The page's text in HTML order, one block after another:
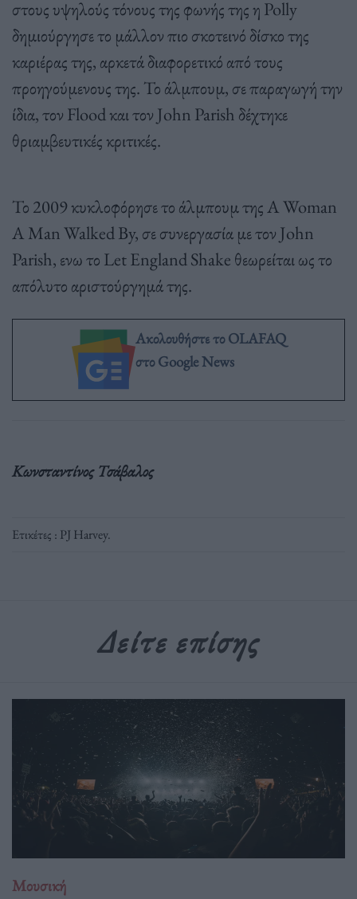
στους υψηλούς τόνους της φωνής της η Polly
δημιούργησε το μάλλον πιο σκοτεινό δίσκο της
καριέρας της, αρκετά διαφορετικό από τους
προηγούμενους της. Το άλμπουμ, σε παραγωγή την
ίδια, τον Flood και τον John Parish δέχτηκε
θριαμβευτικές κριτικές.
Το 2009 κυκλοφόρησε το άλμπουμ της A Woman
A Man Walked By, σε συνεργασία με τον John
Parish, ενω το Let England Shake θεωρείται ως το
απόλυτο αριστούργημά της.
Ακολουθήστε το OLAFAQ
στο Google News
Κωνσταντίνος Τσάβαλος
Ετικέτες : PJ Harvey.
Δείτε επίσης
Μουσική